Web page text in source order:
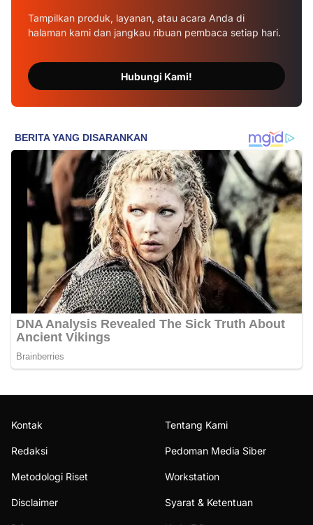
Tampilkan produk, layanan, atau acara Anda di
halaman kami dan jangkau ribuan pembaca setiap hari.
Hubungi Kami!
Kontak Tentang Kami
Redaksi Pedoman Media Siber
Metodologi Riset Workstation
Disclaimer Syarat & Ketentuan